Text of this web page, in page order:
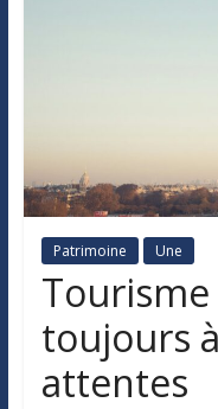
Patrimoine Une
Tourisme
toujours
attentes